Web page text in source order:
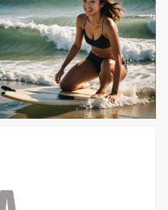
画の金字塔として、多
刻まれています。 そん
を元に、新たな実写映
とを2020年1月に発表
トレンドに複数の関連